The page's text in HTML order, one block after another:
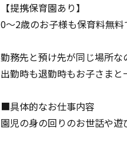
【提携保育園あり】
0～2歳のお子様も保育料無料
勤務先と預け先が同じ場所な
出勤時も退勤時もお子さまと
■具体的なお仕事内容
園児の身の回りのお世話や遊